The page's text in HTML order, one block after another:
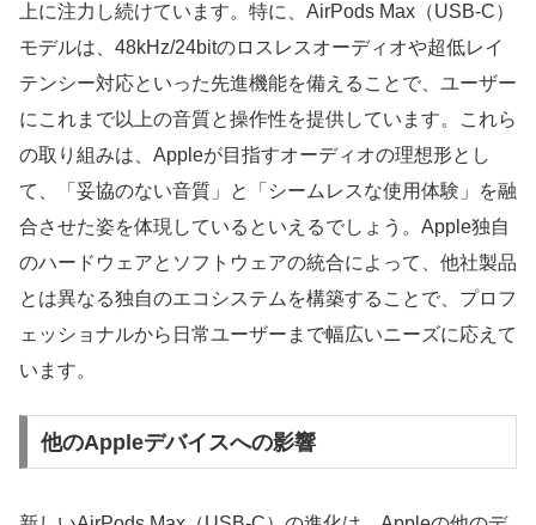
上に注力し続けています。特に、AirPods Max（USB-C）
モデルは、48kHz/24bitのロスレスオーディオや超低レイ
テンシー対応といった先進機能を備えることで、ユーザー
にこれまで以上の音質と操作性を提供しています。これら
の取り組みは、Appleが目指すオーディオの理想形とし
て、「妥協のない音質」と「シームレスな使用体験」を融
合させた姿を体現しているといえるでしょう。Apple独自
のハードウェアとソフトウェアの統合によって、他社製品
とは異なる独自のエコシステムを構築することで、プロフ
ェッショナルから日常ユーザーまで幅広いニーズに応えて
います。
他のAppleデバイスへの影響